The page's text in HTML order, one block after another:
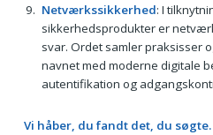
Netværkssikkerhed: I
sikkerhedsprodukter er
svar. Ordet samler praksisser
navnet med moderne digitale
autentifikation og
Vi håber, du fandt det, du søgte.